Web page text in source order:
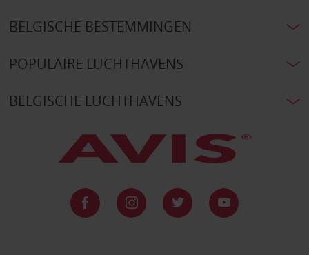
BELGISCHE BESTEMMINGEN
POPULAIRE LUCHTHAVENS
BELGISCHE LUCHTHAVENS